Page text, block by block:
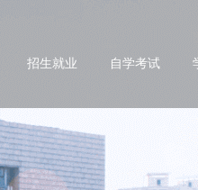
招生就业 自学考试